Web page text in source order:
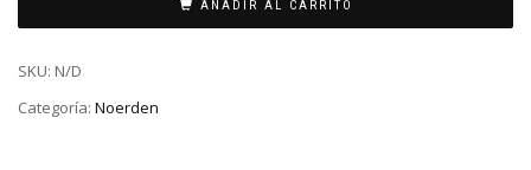
AÑADIR AL CARRITO
SKU: N/D
Categoría: Noerden